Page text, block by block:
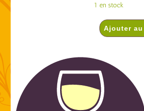
1 en stock
Ajouter